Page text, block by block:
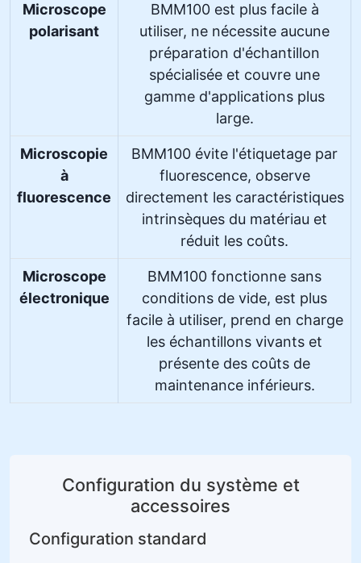
Microscope
polarisant
BMM100 est plus facile à
utiliser, ne nécessite aucune
préparation d'échantillon
spécialisée et couvre une
gamme d'applications plus
large.
Microscopie
à
fluorescence
BMM100 évite l'étiquetage par
fluorescence, observe
directement les caractéristiques
intrinsèques du matériau et
réduit les coûts.
Microscope
électronique
BMM100 fonctionne sans
conditions de vide, est plus
facile à utiliser, prend en charge
les échantillons vivants et
présente des coûts de
maintenance inférieurs.
Configuration du système et
accessoires
Configuration standard